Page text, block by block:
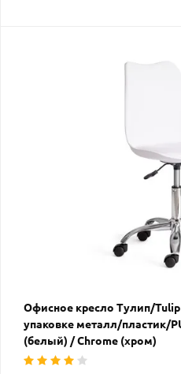
Офисное кресло Тулип/
упаковке металл/пластик/
(белый) / Chrome (хром)